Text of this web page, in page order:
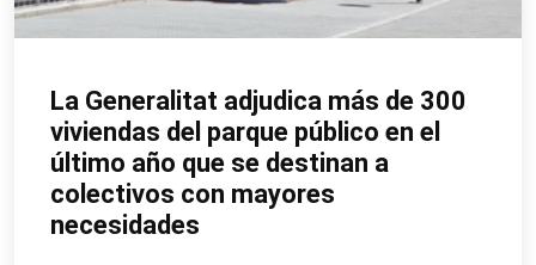
La Generalitat adjudica más de 300
viviendas del parque público en el
último año que se destinan a
colectivos con mayores
necesidades